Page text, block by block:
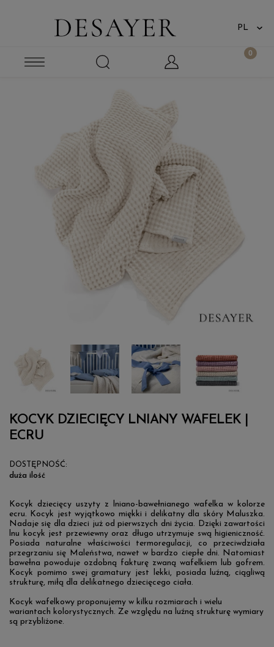
KOCYK DZIECIĘCY LNIANY WAFELEK |
ECRU
DOSTĘPNOŚĆ:
duża ilość
Kocyk dziecięcy uszyty z lniano-bawełnianego wafelka w kolorze
ecru. Kocyk jest wyjątkowo miękki i delikatny dla skóry Maluszka.
Nadaje się dla dzieci już od pierwszych dni życia. Dzięki zawartości
lnu kocyk jest przewiewny oraz długo utrzymuje swą higieniczność.
Posiada naturalne właściwości termoregulacji, co przeciwdziała
przegrzaniu się Maleństwa, nawet w bardzo ciepłe dni. Natomiast
bawełna powoduje ozdobną fakturę zwaną wafelkiem lub gofrem.
Kocyk pomimo swej gramatury jest lekki, posiada luźną, ciągliwą
strukturę, miłą dla delikatnego dziecięcego ciała.
Kocyk wafelkowy proponujemy w kilku rozmiarach i wielu
wariantach kolorystycznych. Ze względu na luźną strukturę wymiary
są przybliżone.